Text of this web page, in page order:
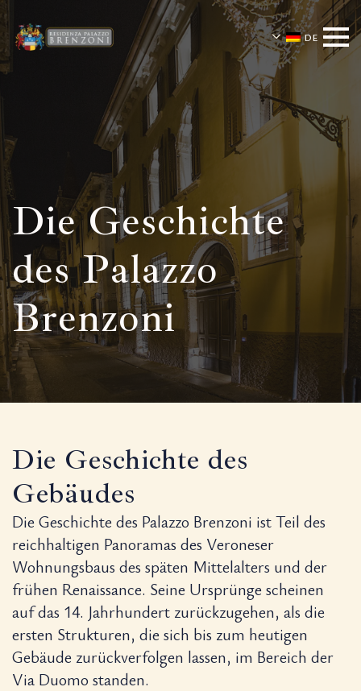
DE
Die Geschichte
des Palazzo
Brenzoni
Die Geschichte des
Gebäudes
Die Geschichte des Palazzo Brenzoni ist Teil des
reichhaltigen Panoramas des Veroneser
Wohnungsbaus des späten Mittelalters und der
frühen Renaissance. Seine Ursprünge scheinen
auf das 14. Jahrhundert zurückzugehen, als die
ersten Strukturen, die sich bis zum heutigen
Gebäude zurückverfolgen lassen, im Bereich der
Via Duomo standen.